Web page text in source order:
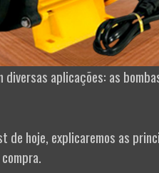
diversas aplicações: as
de hoje, explicaremos as